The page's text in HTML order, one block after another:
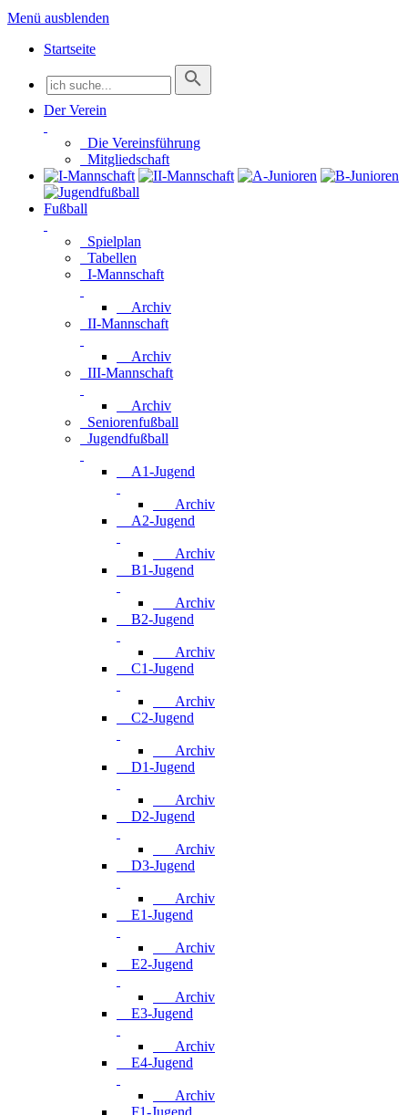
Menü ausblenden
Startseite
Der Verein
Die Vereinsführung
Mitgliedschaft
Fußball
Spielplan
Tabellen
I-Mannschaft
Archiv
II-Mannschaft
Archiv
III-Mannschaft
Archiv
Seniorenfußball
Jugendfußball
A1-Jugend
Archiv
A2-Jugend
Archiv
B1-Jugend
Archiv
B2-Jugend
Archiv
C1-Jugend
Archiv
C2-Jugend
Archiv
D1-Jugend
Archiv
D2-Jugend
Archiv
D3-Jugend
Archiv
E1-Jugend
Archiv
E2-Jugend
Archiv
E3-Jugend
Archiv
E4-Jugend
Archiv